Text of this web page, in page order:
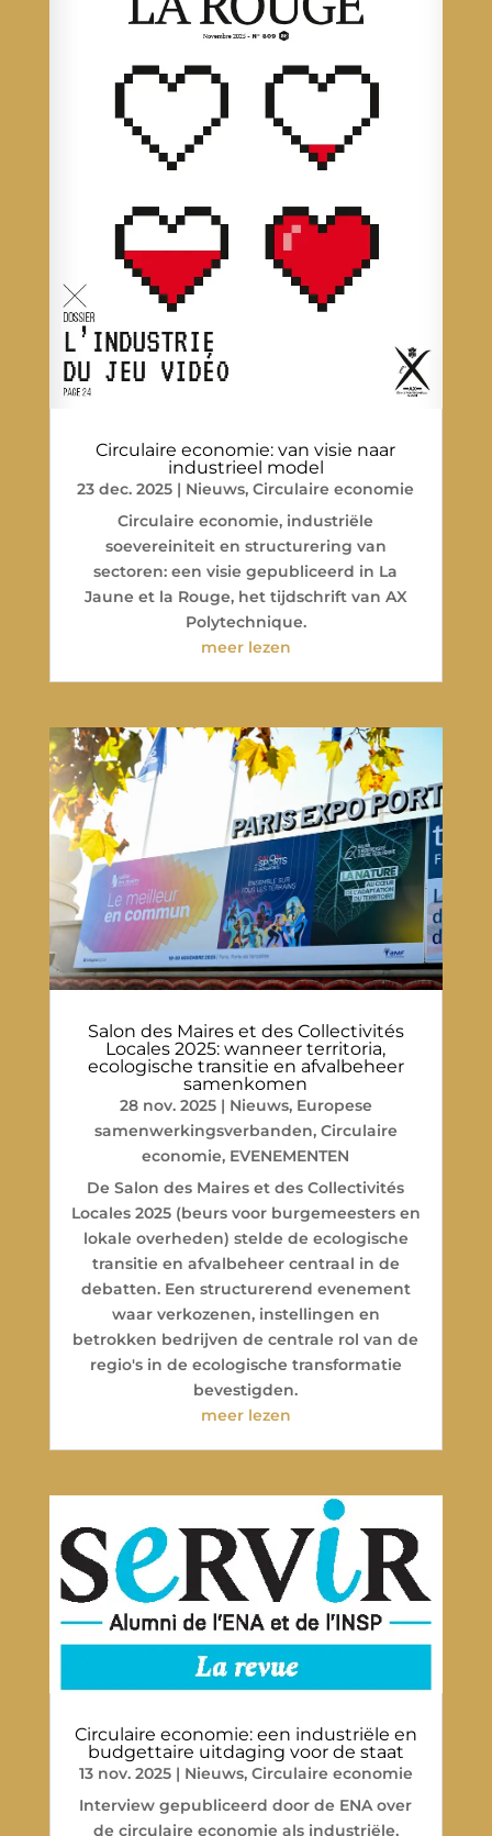
Circulaire economie: van visie naar
industrieel model
23 dec. 2025 | Nieuws,Circulaire economie
Circulaire economie, industriële
soevereiniteit en structurering van
sectoren: een visie gepubliceerd in La
Jaune et la Rouge, het tijdschrift van AX
Polytechnique.
meer lezen
Salon des Maires et des Collectivités
Locales 2025: wanneer territoria,
ecologische transitie en afvalbeheer
samenkomen
28 nov. 2025| Nieuws, Europese
samenwerkingsverbanden, Circulaire
economie, EVENEMENTEN
De Salon des Maires et des Collectivités
Locales 2025 (beurs voor burgemeesters en
lokale overheden) stelde de ecologische
transitie en afvalbeheer centraal in de
debatten. Een structurerend evenement
waar verkozenen, instellingen en
betrokken bedrijven de centrale rol van de
regio's in de ecologische transformatie
bevestigden.
meer lezen
Circulaire economie: een industriële en
budgettaire uitdaging voor de staat
13 nov. 2025| Nieuws, Circulaire economie
Interview gepubliceerd door de ENA over
de circulaire economie als industriële,